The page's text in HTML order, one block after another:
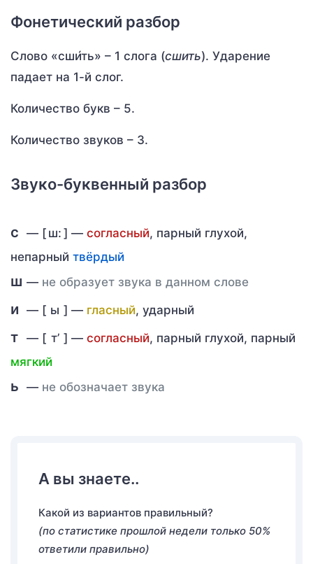
Фонетический разбор
Слово «сши́ть» – 1 слога (сшить). Ударение
падает на 1-й слог.
Количество букв – 5.
Количество звуков – 3.
Звуко-буквенный разбор
с — [ ш: ] — согласный, парный глухой,
непарный твёрдый
ш — не образует звука в данном слове
и — [ ы ] — гласный, ударный
т — [ т’ ] — согласный, парный глухой, парный
мягкий
ь — не обозначает звука
А вы знаете..
Какой из вариантов правильный?
(по статистике прошлой недели только 50%
ответили правильно)